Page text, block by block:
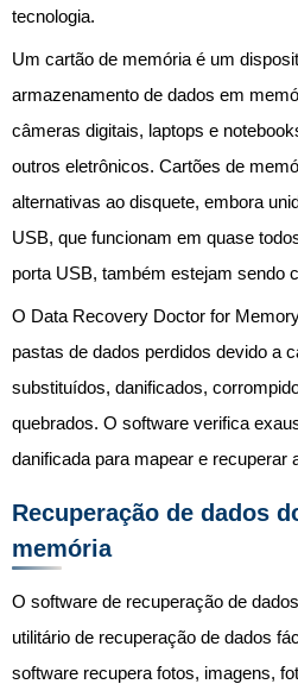
tecnologia.
Um cartão de memória é um
armazenamento de dados em
câmeras digitais, laptops e
outros eletrônicos. Cartões de
alternativas ao disquete, embora
USB, que funcionam em quase
porta USB, também estejam sendo
O Data Recovery Doctor for
pastas de dados perdidos devido a
substituídos, danificados,
quebrados. O software verifica
danificada para mapear e recuperar
Recuperação de dados
memória
O software de recuperação de
utilitário de recuperação de dados
software recupera fotos, imagens,